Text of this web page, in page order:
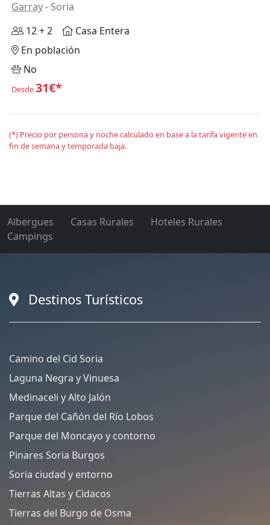
Garray- Soria
12 + 2
Casa Entera
En población
No
Desde31€*
(*) Precio por persona y noche calculado en base a la tarifa vigente en
fin de semana y temporada baja.
Albergues Casas Rurales
Hoteles Rurales
Campings
Destinos Turísticos
Camino del Cid Soria
Laguna Negra y Vinuesa
Medinaceli y Alto Jalón
Parque del Cañón del Río Lobos
Parque del Moncayo y contorno
Pinares Soria Burgos
Soria ciudad y entorno
Tierras Altas y Cidacos
Tierras del Burgo de Osma